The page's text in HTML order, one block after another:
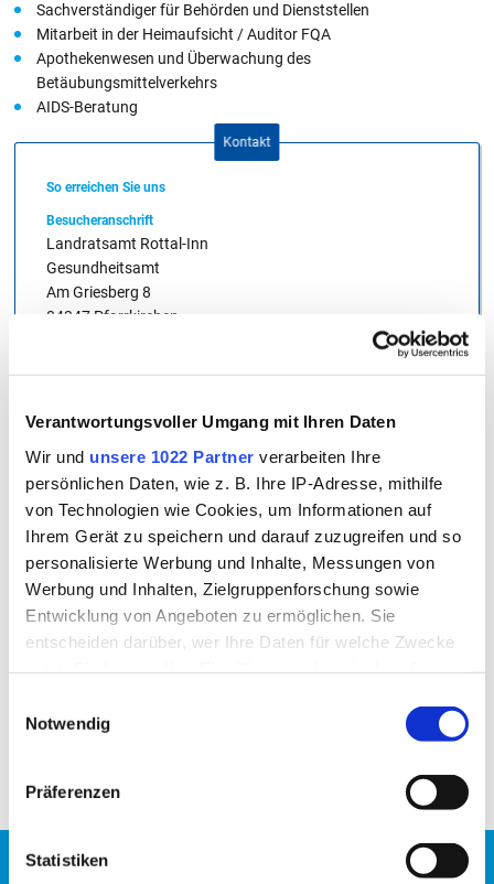
Verantwortungsvoller Umgang mit Ihren Daten
Wir und unsere 1022 Partner verarbeiten Ihre
persönlichen Daten, wie z. B. Ihre IP-Adresse, mithilfe
von Technologien wie Cookies, um Informationen auf
Ihrem Gerät zu speichern und darauf zuzugreifen und so
personalisierte Werbung und Inhalte, Messungen von
Werbung und Inhalten, Zielgruppenforschung sowie
Entwicklung von Angeboten zu ermöglichen. Sie
entscheiden darüber, wer Ihre Daten für welche Zwecke
Trigger Symbol ändern oder widerrufen
Informationen über Ihre geografische Lage erfassen,
Ihr Gerät durch aktives Scannen nach bestimmten
Notwendig
Präferenzen
Statistiken
Sachverständiger für Behörden und Dienststellen
Mitarbeit in der Heimaufsicht / Auditor FQA
Apothekenwesen und Überwachung des
Betäubungsmittelverkehrs
AIDS-Beratung
Kontakt
So erreichen Sie uns
Besucheranschrift
Landratsamt Rottal-Inn
Gesundheitsamt
Am Griesberg 8
84347 Pfarrkirchen
Landratsamt Rottal-Inn
Ringstr. 4 - 7
Telefon
Telefax
Wir sind da um zu helfen.